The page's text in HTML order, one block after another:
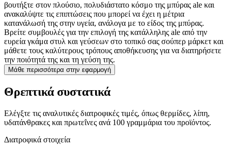
βουτήξτε στον πλούσιο, πολυδιάστατο κόσμο της μπύρας ale και
ανακαλύψτε τις επιπτώσεις που μπορεί να έχει η μέτρια
κατανάλωσή της στην υγεία, ανάλογα με το είδος της μπύρας.
Βρείτε συμβουλές για την επιλογή της κατάλληλης ale από την
ευρεία γκάμα στυλ και γεύσεων στο τοπικό σας σούπερ μάρκετ και
μάθετε τους καλύτερους τρόπους αποθήκευσης για να διατηρήσετε
την ποιότητά της και τη γεύση της.
Μάθε περισσότερα στην εφαρμογή
Θρεπτικά συστατικά
Ελέγξτε τις αναλυτικές διατροφικές τιμές, όπως θερμίδες, λίπη,
υδατάνθρακες και πρωτεΐνες ανά 100 γραμμάρια του προϊόντος.
Διατροφικά στοιχεία